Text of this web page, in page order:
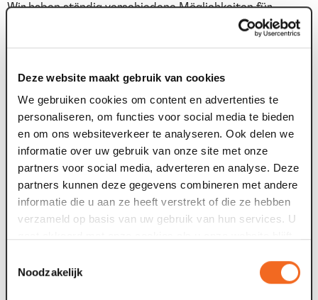
Deze website maakt gebruik van cookies
We gebruiken cookies om content en advertenties te
personaliseren, om functies voor social media te bieden
en om ons websiteverkeer te analyseren. Ook delen we
informatie over uw gebruik van onze site met onze
partners voor social media, adverteren en analyse. Deze
partners kunnen deze gegevens combineren met andere
informatie die u aan ze heeft verstrekt of die ze hebben
verzameld op basis van uw gebruik van hun services. U
Noodzakelijk
Wir haben ständig verschiedene Möglichkeiten für
Dienstleistungssektor oder als Manager/Unternehmer im
oder (selbständiger) Gastgeber/Hostess. Dabei kann es
Praktika auf MBO- oder HBO-Ebene handeln.
Was das bringt
Ein anspruchsvolles und abwechslungsreiches
Praktikum in unserer multirelationalen Organisation mit
kurzen Wegen und Entwicklungsmöglichkeiten nach der
Ausbildung;
Die Möglichkeit, auf Ihrem Gebiet viel zu lernen;
Ein Praktikum, das viel Spaß macht, mit tollen Kollegen,